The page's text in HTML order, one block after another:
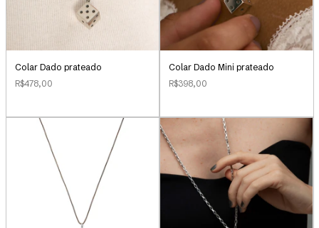
Colar Dado prateado
R$478,00
Colar Dado Mini prateado
R$398,00